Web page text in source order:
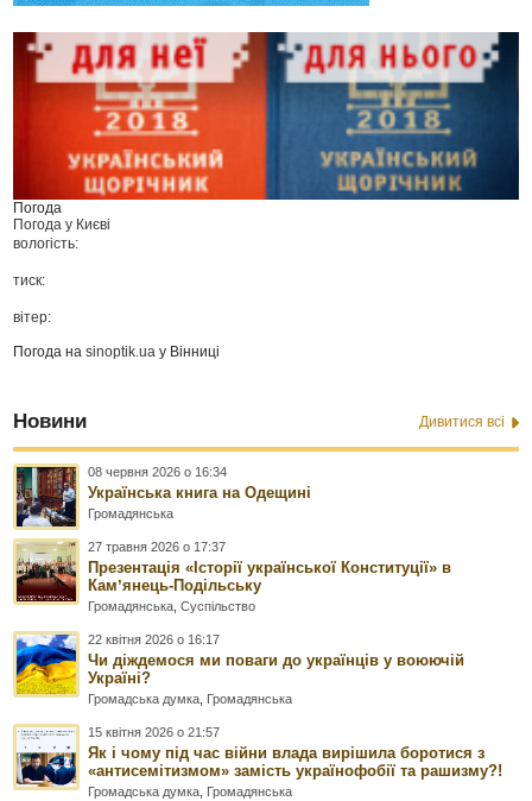
Погода
Погода у Києві
вологість:
тиск:
вітер:
Погода наsinoptik.ua у Вінниці
Новини Дивитися всі
08 червня 2026 о 16:34
Українська книга на Одещині
Громадянська
27 травня 2026 о 17:37
Презентація «Історії української Конституції» в
Камʼянець-Подільську
Громадянська ,Суспільство
22 квітня 2026 о 16:17
Чи діждемося ми поваги до українців у воюючій
Україні?
Громадська думка Громадянська
15 квітня 2026 о 21:57
Як і чому під час війни влада вирішила боротися з
«антисемітизмом» замість українофобії та рашизму?!
Громадська думка Громадянська